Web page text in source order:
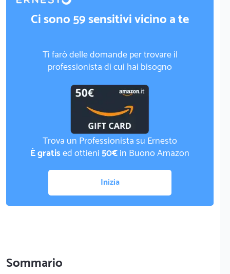
Ci sono 59 sensitivi vicino a te
Ti farò delle domande per trovare il
professionista di cui hai bisogno
Trova un Professionista su Ernesto
È gratised ottieni50€in Buono Amazon
Inizia
Sommario